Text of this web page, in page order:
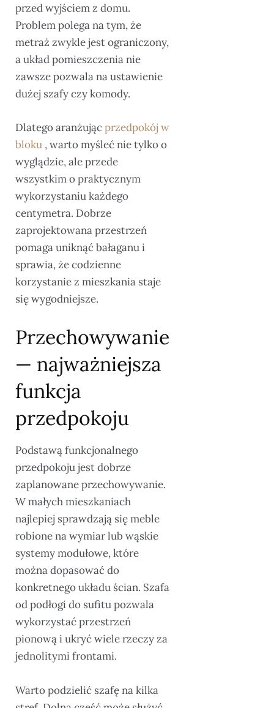
przed wyjściem z domu.
Problem polega na tym, że
metraż zwykle jest ograniczony,
a układ pomieszczenia nie
zawsze pozwala na ustawienie
dużej szafy czy komody.
Dlatego aranżującprzedpokój w
bloku , warto myśleć nie tylko o
wyglądzie, ale przede
wszystkim o praktycznym
wykorzystaniu każdego
centymetra. Dobrze
zaprojektowana przestrzeń
pomaga uniknąć bałaganu i
sprawia, że codzienne
korzystanie z mieszkania staje
się wygodniejsze.
Przechowywanie
— najważniejsza
funkcja
przedpokoju
Podstawą funkcjonalnego
przedpokoju jest dobrze
zaplanowane przechowywanie.
W małych mieszkaniach
najlepiej sprawdzają się meble
robione na wymiar lub wąskie
systemy modułowe, które
można dopasować do
konkretnego układu ścian. Szafa
od podłogi do sufitu pozwala
wykorzystać przestrzeń
pionową i ukryć wiele rzeczy za
jednolitymi frontami.
Warto podzielić szafę na kilka